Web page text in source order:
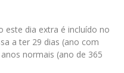
este dia extra é incluído no
a ter 29 dias (ano com
normais (ano de 365